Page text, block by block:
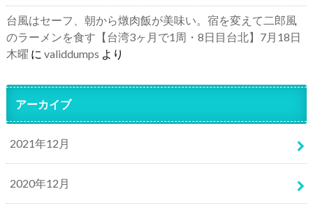
台風はセーフ、朝から燉肉飯が美味い。宿を変えて二郎風
のラーメンを食す【台湾3ヶ月で1周・8日目台北】7月18日
木曜 に validdumps より
アーカイブ
2021年12月
2020年12月